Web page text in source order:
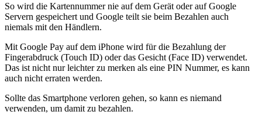
So wird die Kartennummer nie auf dem Gerät oder auf Google
Servern gespeichert und Google teilt sie beim Bezahlen auch
niemals mit den Händlern.
Mit Google Pay auf dem iPhone wird für die Bezahlung der
Fingerabdruck (Touch ID) oder das Gesicht (Face ID) verwendet.
Das ist nicht nur leichter zu merken als eine PIN Nummer, es kann
auch nicht erraten werden.
Sollte das Smartphone verloren gehen, so kann es niemand
verwenden, um damit zu bezahlen.